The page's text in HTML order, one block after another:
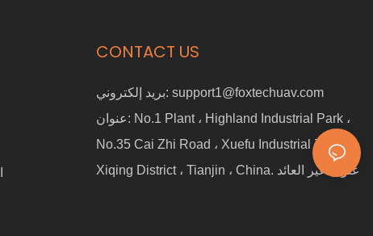
CONTACT US
بريد إلكتروني: support1@foxtechuav.com
عنوان: No.1 Plant ، Highland Industrial Park ،
No.35 Cai Zhi Road ، Xuefu Industrial Zone ،
Xiqing District ، Tianjin ، China. عنوان غير العائد